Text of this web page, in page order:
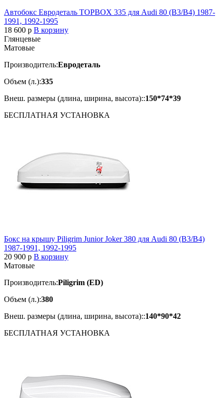
Автобокс Евродеталь TOPBOX 335 для Audi 80 (B3/B4) 1987-
1991, 1992-1995
18 600 p В корзину
Глянцевые
Матовые
Производитель:Евродеталь
Объем (л.):335
Внеш. размеры (длина, ширина, высота)::150*74*39
БЕСПЛАТНАЯ УСТАНОВКА
Бокс на крышу Piligrim Junior Joker 380 для Audi 80 (B3/B4)
1987-1991, 1992-1995
20 900 p В корзину
Матовые
Производитель:Piligrim (ED)
Объем (л.):380
Внеш. размеры (длина, ширина, высота)::140*90*42
БЕСПЛАТНАЯ УСТАНОВКА